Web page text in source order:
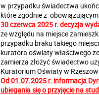
w przypadku świadectwa
które zgodniez
30 czerwca 2025 r. decyzja
ze względu na miejsce
przypadku braku takiego
kuratora oświaty właściwego
zamierza złożyć świadectwo
Kuratorium Oświaty w
Od 01.07.2025 r. informacja
ubiegania się o przyjęcie na